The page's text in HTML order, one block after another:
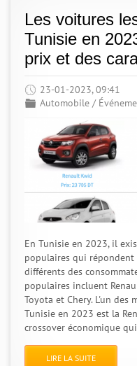
Les voitures
Tunisie en
prix et des
23-01-2023, 09:41
Automobile /
En Tunisie en 2023, il
populaires qui
différents des
populaires incluent
Toyota et Chery. L'un des
Tunisie en 2023 est la
crossover économique
LIRE LA SUITE